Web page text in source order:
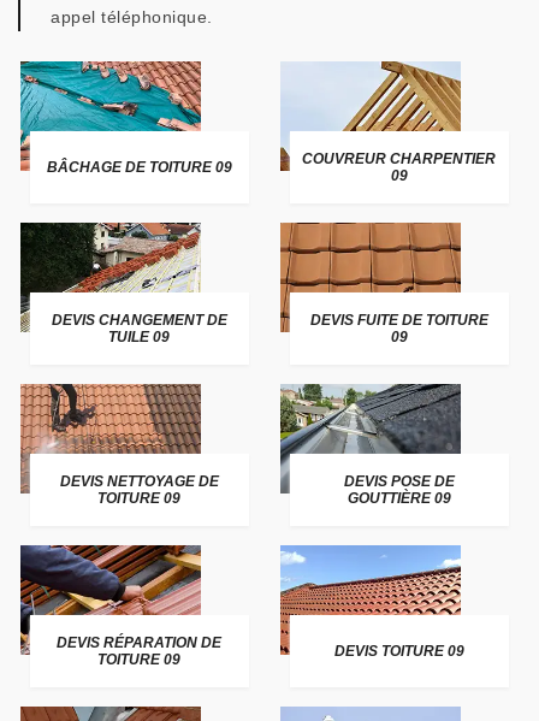
appel téléphonique.
BÂCHAGE DE TOITURE 09
COUVREUR CHARPENTIER
09
DEVIS CHANGEMENT DE
TUILE 09
DEVIS FUITE DE TOITURE
09
DEVIS NETTOYAGE DE
TOITURE 09
DEVIS POSE DE
GOUTTIÈRE 09
DEVIS RÉPARATION DE
TOITURE 09
DEVIS TOITURE 09